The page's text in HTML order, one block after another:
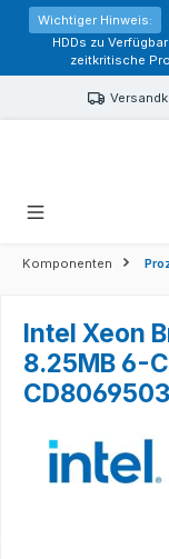
springen
Wichtiger Hinweis:
HDDs zu
zeitkritische
Komponenten
Intel Xeon
8.25MB 6-